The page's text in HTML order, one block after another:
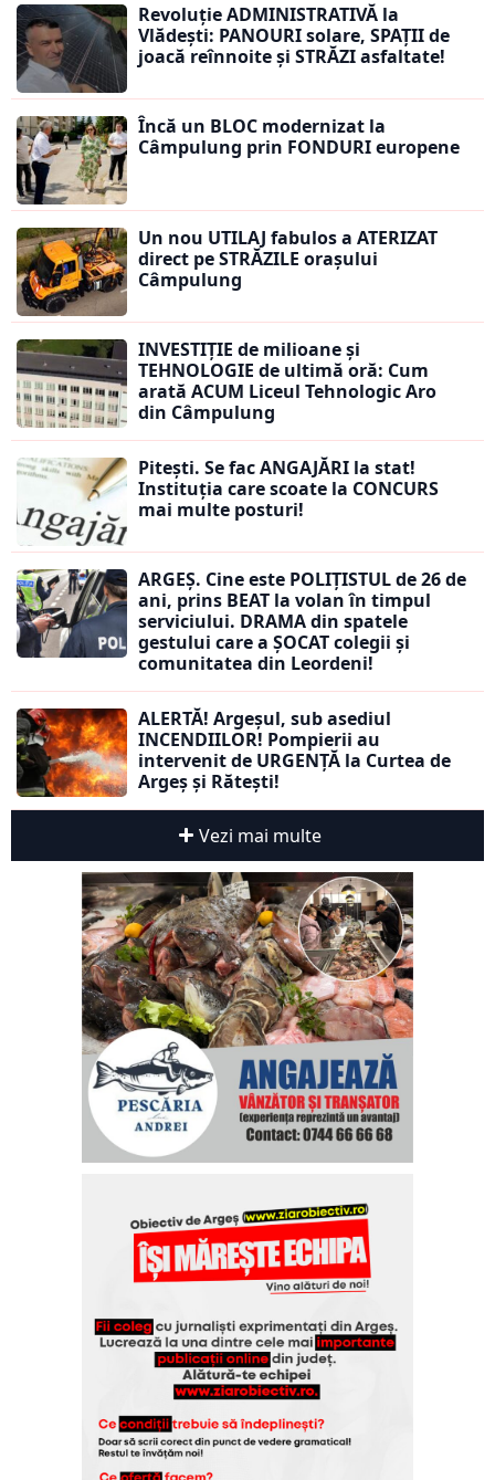
Revoluție ADMINISTRATIVĂ la
Vlădești: PANOURI solare, SPAȚII de
joacă reînnoite și STRĂZI asfaltate!
Încă un BLOC modernizat la
Câmpulung prin FONDURI europene
Un nou UTILAJ fabulos a ATERIZAT
direct pe STRĂZILE orașului
Câmpulung
INVESTIȚIE de milioane și
TEHNOLOGIE de ultimă oră: Cum
arată ACUM Liceul Tehnologic Aro
din Câmpulung
Pitești. Se fac ANGAJĂRI la stat!
Instituția care scoate la CONCURS
mai multe posturi!
ARGEȘ. Cine este POLIȚISTUL de 26 de
ani, prins BEAT la volan în timpul
serviciului. DRAMA din spatele
gestului care a ȘOCAT colegii și
comunitatea din Leordeni!
ALERTĂ! Argeșul, sub asediul
INCENDIILOR! Pompierii au
intervenit de URGENȚĂ la Curtea de
Argeș și Rătești!
Vezi mai multe